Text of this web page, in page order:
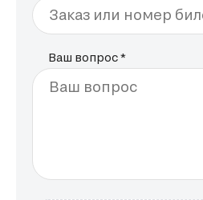
Заказ или номер
Ваш вопрос *
Ваш вопрос